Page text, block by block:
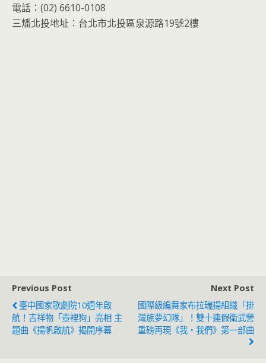
電話：(02) 6610-0108
三燔北投地址：台北市北投區泉源路19號2樓
Previous Post
臺中國家歌劇院10週年啟
航！吉祥物「壺裡狗」亮相 主
題曲《揚帆啟航》揭開序幕
Next Post
國際級編舞家布拉瑞揚組織「排
灣族夢幻隊」！雙十連假衛武營
重磅再現《我・我們》第一部曲